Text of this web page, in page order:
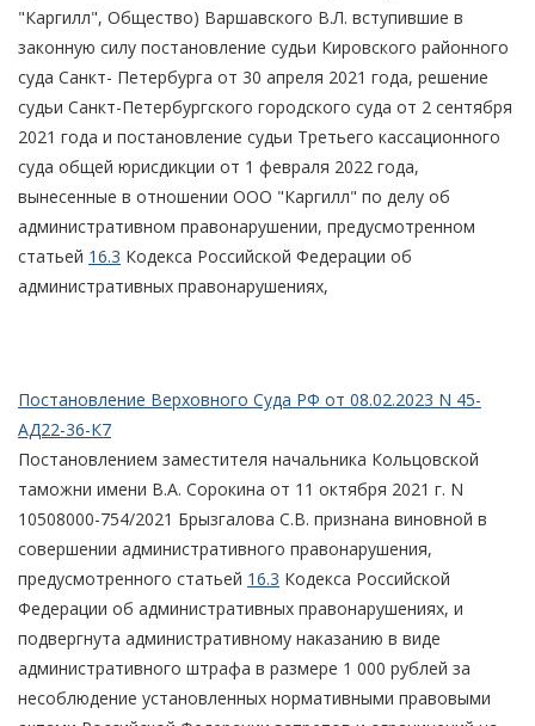
"Каргилл", Общество) Варшавского В.Л. вступившие в
законную силу постановление судьи Кировского районного
суда Санкт- Петербурга от 30 апреля 2021 года, решение
судьи Санкт-Петербургского городского суда от 2 сентября
2021 года и постановление судьи Третьего кассационного
суда общей юрисдикции от 1 февраля 2022 года,
вынесенные в отношении ООО "Каргилл" по делу об
административном правонарушении, предусмотренном
статьей 16.3 Кодекса Российской Федерации об
административных правонарушениях,
Постановление Верховного Суда РФ от 08.02.2023 N 45-
АД22-36-К7
Постановлением заместителя начальника Кольцовской
таможни имени В.А. Сорокина от 11 октября 2021 г. N
10508000-754/2021 Брызгалова С.В. признана виновной в
совершении административного правонарушения,
предусмотренного статьей 16.3 Кодекса Российской
Федерации об административных правонарушениях, и
подвергнута административному наказанию в виде
административного штрафа в размере 1 000 рублей за
несоблюдение установленных нормативными правовыми